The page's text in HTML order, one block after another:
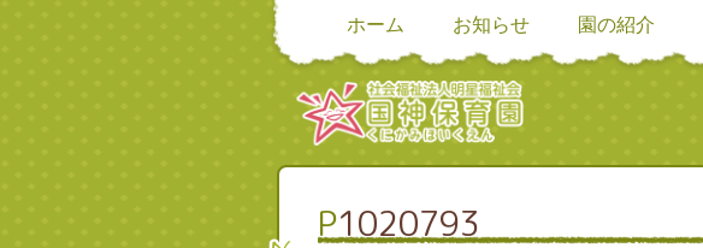
ホーム お知らせ 園の紹介
P1020793